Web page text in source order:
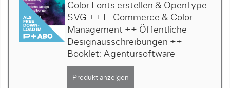
Color Fonts erstellen & OpenType
SVG ++ E-Commerce & Color-
Management ++ Öffentliche
Designausschreibungen ++
Booklet: Agentursoftware
Produkt anzeigen